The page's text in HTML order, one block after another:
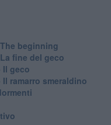
beginning
fine del geco
Il geco
ramarro smeraldino